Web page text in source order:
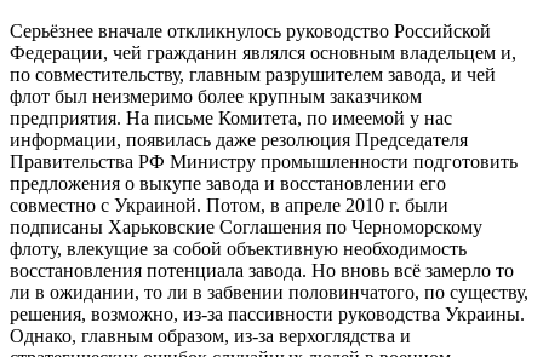
Серьёзнее вначале откликнулось руководство Российской
Федерации, чей гражданин являлся основным владельцем и,
по совместительству, главным разрушителем завода, и чей
флот был неизмеримо более крупным заказчиком
предприятия. На письме Комитета, по имеемой у нас
информации, появилась даже резолюция Председателя
Правительства РФ Министру промышленности подготовить
предложения о выкупе завода и восстановлении его
совместно с Украиной. Потом, в апреле 2010 г. были
подписаны Харьковские Соглашения по Черноморскому
флоту, влекущие за собой объективную необходимость
восстановления потенциала завода. Но вновь всё замерло то
ли в ожидании, то ли в забвении половинчатого, по существу,
решения, возможно, из-за пассивности руководства Украины.
Однако, главным образом, из-за верхоглядства и